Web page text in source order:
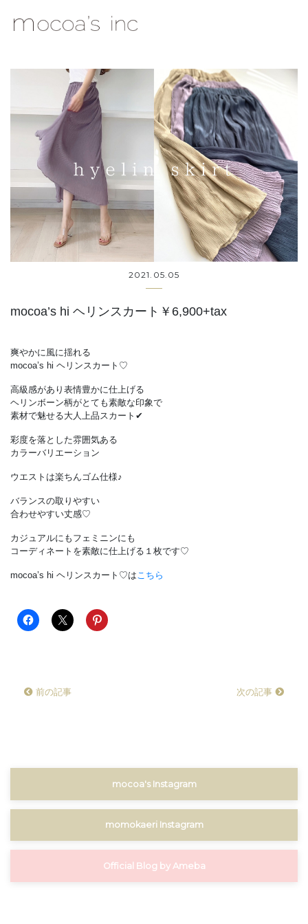
2021.05.05
mocoa’s hi ヘリンスカート￥6,900+tax
爽やかに風に揺れる
mocoa’s hi ヘリンスカート♡
高級感があり表情豊かに仕上げる
ヘリンボーン柄がとても素敵な印象で
素材で魅せる大人上品スカート✔︎
彩度を落とした雰囲気ある
カラーバリエーション
ウエストは楽ちんゴム仕様♪
バランスの取りやすい
合わせやすい丈感♡
カジュアルにもフェミニンにも
コーディネートを素敵に仕上げる１枚です♡
mocoa’s hi ヘリンスカート♡は こちら
前の記事 次の記事
mocoa's Instagram
momokaeri Instagram
Official Blog by Ameba